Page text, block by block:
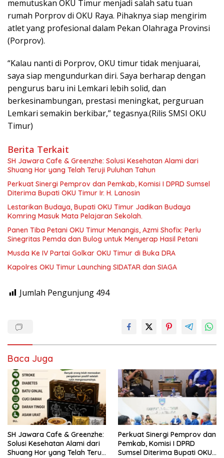
memutuskan OKU Timur menjadi salah satu tuan
rumah Porprov di OKU Raya. Pihaknya siap mengirim
atlet yang profesional dalam Pekan Olahraga Provinsi
(Porprov).
“Kalau nanti di Porprov, OKU timur tidak menjuarai,
saya siap mengundurkan diri. Saya berharap dengan
pengurus baru ini Lemkari lebih solid, dan
berkesinambungan, prestasi meningkat, perguruan
Lemkari semakin berkibar,” tegasnya.(Rilis SMSI OKU
Timur)
Berita Terkait
SH Jawara Cafe & Greenzhe: Solusi Kesehatan Alami dari
Shuang Hor yang Telah Teruji Puluhan Tahun
Perkuat Sinergi Pemprov dan Pemkab, Komisi I DPRD Sumsel
Diterima Bupati OKU Timur Ir. H. Lanosin
Lestarikan Budaya, Bupati OKU Timur Jadikan Budaya
Komring Masuk Mata Pelajaran Sekolah.
Panen Tiba Petani OKU Timur Menangis, Azmi Shofix: Perlu
Sinegritas Pemda dan Bulog untuk Menyerap Hasil Petani
Musda Ke IV Partai Golkar OKU Timur di Buka DRA
Kapolres OKU Timur Launching SIDATAR dan SIAGA
Jumlah Pengunjung 494
Baca Juga
SH Jawara Cafe & Greenzhe:
Solusi Kesehatan Alami dari
Shuang Hor yang Telah Teruji
Perkuat Sinergi Pemprov dan
Pemkab, Komisi I DPRD
Sumsel Diterima Bupati OKU